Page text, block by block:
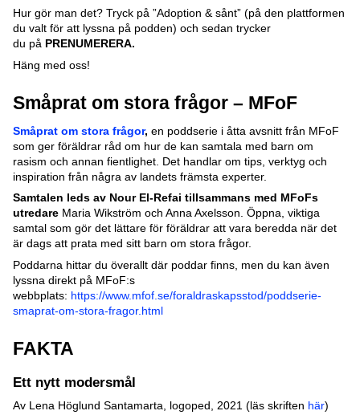
Hur gör man det? Tryck på ”Adoption & sånt” (på den plattformen
du valt för att lyssna på podden) och sedan trycker
du på PRENUMERERA.
Häng med oss!
Småprat om stora frågor – MFoF
Småprat om stora frågor, en poddserie i åtta avsnitt från MFoF
som ger föräldrar råd om hur de kan samtala med barn om
rasism och annan fientlighet. Det handlar om tips, verktyg och
inspiration från några av landets främsta experter.
Samtalen leds av Nour El-Refai tillsammans med MFoFs
utredare Maria Wikström och Anna Axelsson. Öppna, viktiga
samtal som gör det lättare för föräldrar att vara beredda när det
är dags att prata med sitt barn om stora frågor.
Poddarna hittar du överallt där poddar finns, men du kan även
lyssna direkt på MFoF:s
webbplats: https://www.mfof.se/foraldraskapsstod/poddserie-
smaprat-om-stora-fragor.html
FAKTA
Ett nytt modersmål
Av Lena Höglund Santamarta, logoped, 2021 (läs skriften här)